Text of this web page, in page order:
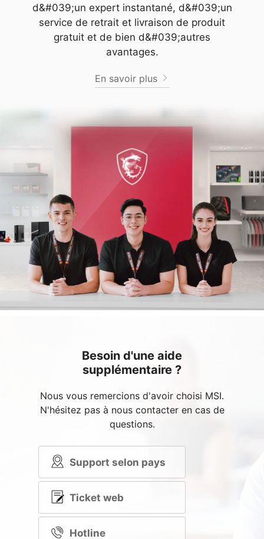
d&#039;un expert instantané, d&#039;un
service de retrait et livraison de produit
gratuit et de bien d&#039;autres
avantages.
En savoir plus
Besoin d'une aide
supplémentaire ?
Nous vous remercions d'avoir choisi MSI.
N'hésitez pas à nous contacter en cas de
questions.
Support selon pays
Ticket web
Hotline